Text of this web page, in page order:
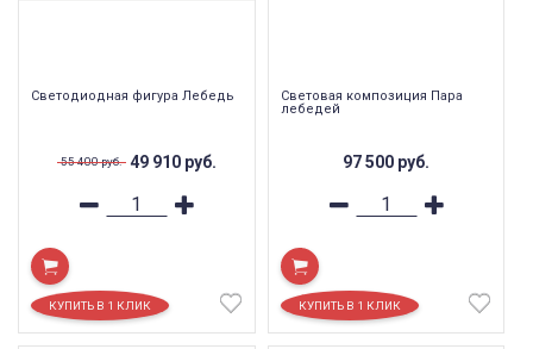
Светодиодная фигура Лебедь
55 400руб. 49 910 руб.
Световая композиция Пара
лебедей
97 500 руб.